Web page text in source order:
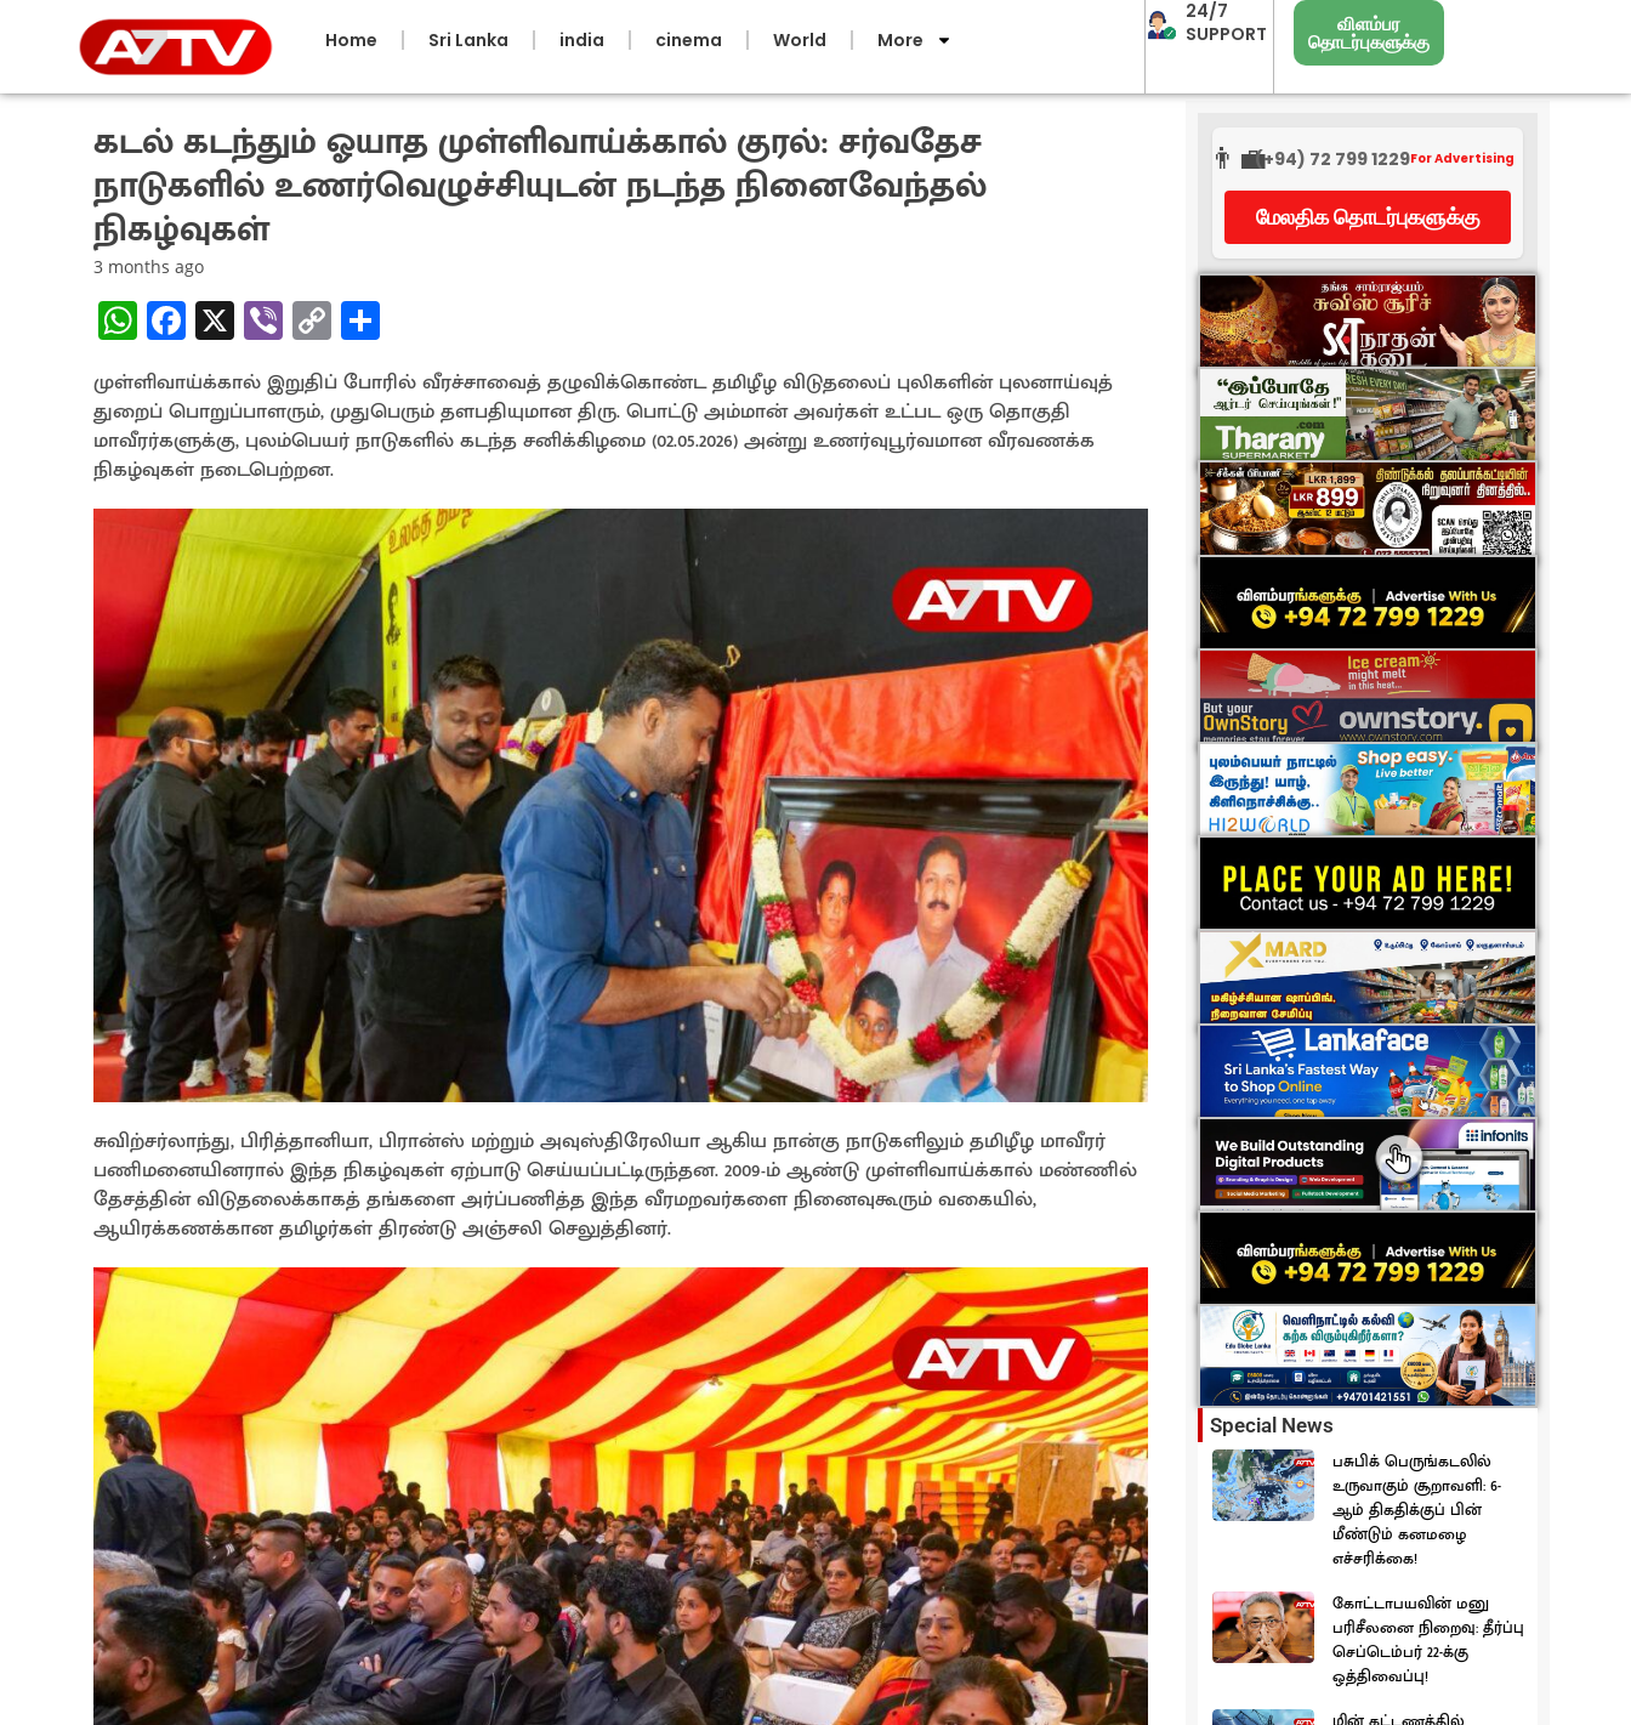
Home Sri Lanka india cinema World More
24/7
SUPPORT
விளம்பர
தொடர்புகளுக்கு
கடல் கடந்தும் ஓயாத முள்ளிவாய்க்கால் குரல்: சர்வதேச
நாடுகளில் உணர்வெழுச்சியுடன் நடந்த நினைவேந்தல்
நிகழ்வுகள்
3 months ago
W
h
at
sA
p
p
Fa
ce
b
o
o
k
X Vi
b
er
C
o
py
Li
n
k
h
ar
e
முள்ளிவாய்க்கால் இறுதிப் போரில் வீரச்சாவைத் தழுவிக்கொண்ட தமிழீழ விடுதலைப் புலிகளின் புலனாய்வுத்
துறைப் பொறுப்பாளரும், முதுபெரும் தளபதியுமான திரு. பொட்டு அம்மான் அவர்கள் உட்பட ஒரு தொகுதி
மாவீரர்களுக்கு, புலம்பெயர் நாடுகளில் கடந்த சனிக்கிழமை (02.05.2026) அன்று உணர்வுபூர்வமான வீரவணக்க
நிகழ்வுகள் நடைபெற்றன.
சுவிற்சர்லாந்து, பிரித்தானியா, பிரான்ஸ் மற்றும் அவுஸ்திரேலியா ஆகிய நான்கு நாடுகளிலும் தமிழீழ மாவீரர்
பணிமனையினரால் இந்த நிகழ்வுகள் ஏற்பாடு செய்யப்பட்டிருந்தன. 2009-ம் ஆண்டு முள்ளிவாய்க்கால் மண்ணில்
தேசத்தின் விடுதலைக்காகத் தங்களை அர்ப்பணித்த இந்த வீரமறவர்களை நினைவுகூரும் வகையில்,
ஆயிரக்கணக்கான தமிழர்கள் திரண்டு அஞ்சலி செலுத்தினர்.
👨‍💼(+94) 72 799 1229For Advertising
மேலதிக தொடர்புகளுக்கு
Special News
பசுபிக் பெருங்கடலில்
உருவாகும் சூறாவளி: 6-
ஆம் திகதிக்குப் பின்
மீண்டும் கனமழை
எச்சரிக்கை!
கோட்டாபயவின் மனு
பரிசீலனை நிறைவு: தீர்ப்பு
செப்டெம்பர் 22-க்கு
ஒத்திவைப்பு!